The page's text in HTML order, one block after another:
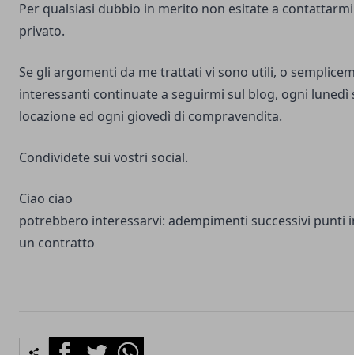
Per qualsiasi dubbio in merito non esitate a
privato.
Se gli argomenti da me trattati vi sono utili, o
interessanti continuate a seguirmi sul blog, ogni lunedì
locazione ed ogni giovedì di compravendita.
Condividete sui vostri social.
Ciao ciao
potrebbero interessarvi: adempimenti successivi punti
un contratto
FacebookTwitterWhatsapp